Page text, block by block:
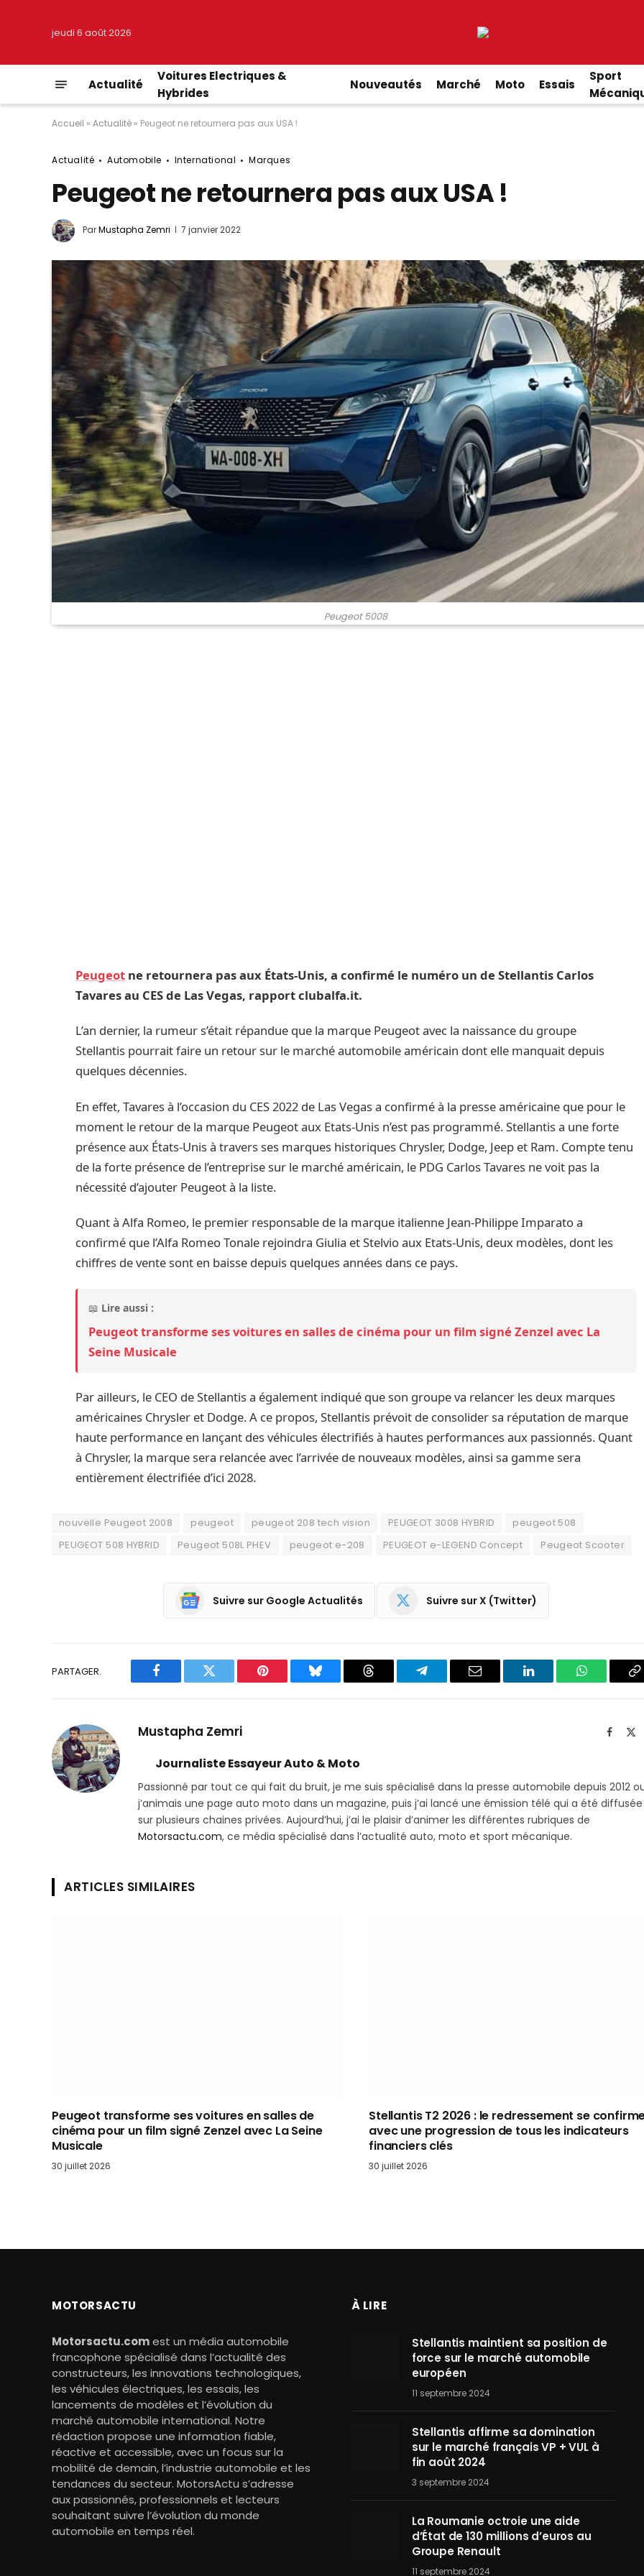
jeudi 6 août 2026
Actualité
Voitures Electriques &
Hybrides
Nouveautés Marché Moto Essais
Sport
Accueil » Actualité » Peugeot ne retournera pas aux USA !
Actualité Automobile International Marques
Peugeot ne retournera pas aux USA !
ParMustapha Zemri 7 janvier 2022
Peugeot 5008
Peugeot ne retournera pas aux États-Unis, a confirmé le numéro un de Stellantis Carlos
Tavares au CES de Las Vegas, rapport clubalfa.it.
L’an dernier, la rumeur s’était répandue que la marque Peugeot avec la naissance du groupe
Stellantis pourrait faire un retour sur le marché automobile américain dont elle manquait depuis
quelques décennies.
En effet, Tavares à l’occasion du CES 2022 de Las Vegas a confirmé à la presse américaine que pour le
moment le retour de la marque Peugeot aux Etats-Unis n’est pas programmé. Stellantis a une forte
présence aux États-Unis à travers ses marques historiques Chrysler, Dodge, Jeep et Ram. Compte tenu
de la forte présence de l’entreprise sur le marché américain, le PDG Carlos Tavares ne voit pas la
nécessité d’ajouter Peugeot à la liste.
Quant à Alfa Romeo, le premier responsable de la marque italienne Jean-Philippe Imparato a
confirmé que l’Alfa Romeo Tonale rejoindra Giulia et Stelvio aux Etats-Unis, deux modèles, dont les
chiffres de vente sont en baisse depuis quelques années dans ce pays.
📖 Lire aussi :
Peugeot transforme ses voitures en salles de cinéma pour un film signé Zenzel avec La
Seine Musicale
Par ailleurs, le CEO de Stellantis a également indiqué que son groupe va relancer les deux marques
américaines Chrysler et Dodge. A ce propos, Stellantis prévoit de consolider sa réputation de marque
haute performance en lançant des véhicules électrifiés à hautes performances aux passionnés. Quant
à Chrysler, la marque sera relancée avec l’arrivée de nouveaux modèles, ainsi sa gamme sera
entièrement électrifiée d’ici 2028.
nouvelle Peugeot 2008 peugeot peugeot 208 tech vision PEUGEOT 3008 HYBRID
peugeot 508
PEUGEOT 508 HYBRID
Peugeot 508L PHEV peugeot e-208 PEUGEOT e-LEGEND Concept Peugeot Scooter
Suivre sur Google Actualités Suivre sur X (Twitter)
PARTAGER.
Facebook Twitter Pinterest Bluesky Threads
Partager
Email LinkedIn WhatsApp
Mustapha Zemri
Journaliste Essayeur Auto & Moto
Passionné par tout ce qui fait du bruit, je me suis spécialisé dans la presse automobile depuis 2012
j’animais une page auto moto dans un magazine, puis j’ai lancé une émission télé qui a été diffusée
sur plusieurs chaines privées. Aujourd’hui, j’ai le plaisir d’animer les différentes rubriques de
Motorsactu.com, ce média spécialisé dans l’actualité auto, moto et sport mécanique.
ARTICLES SIMILAIRES
Peugeot transforme ses voitures en salles de
cinéma pour un film signé Zenzel avec La Seine
Musicale
30 juillet 2026
Stellantis T2 2026 : le redressement se
avec une progression de tous les indicateurs
financiers clés
30 juillet 2026
MOTORSACTU
Motorsactu.comest un média automobile
francophone spécialisé dans l’actualité des
constructeurs, les innovations technologiques,
les véhicules électriques, les essais, les
lancements de modèles et l’évolution du
marché automobile international. Notre
rédaction propose une information fiable,
réactive et accessible, avec un focus sur la
mobilité de demain, l’industrie automobile et les
tendances du secteur. MotorsActu s’adresse
aux passionnés, professionnels et lecteurs
souhaitant suivre l’évolution du monde
automobile en temps réel.
À LIRE
Stellantis maintient sa position de
force sur le marché automobile
européen
11 septembre 2024
Stellantis affirme sa domination
sur le marché français VP + VUL à
fin août 2024
3 septembre 2024
La Roumanie octroie une aide
d’État de 130 millions d’euros au
Groupe Renault
11 septembre 2024